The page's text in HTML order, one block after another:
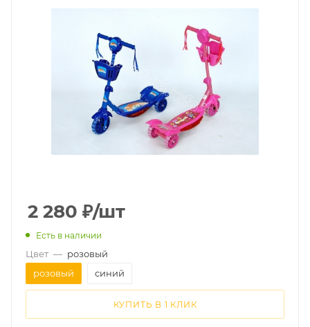
2 280 ₽/шт
Есть в наличии
Цвет — розовый
розовый
синий
КУПИТЬ В 1 КЛИК